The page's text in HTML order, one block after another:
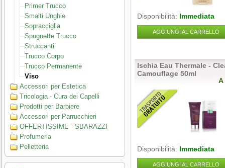
Primer Trucco
Smalti Unghie
Sopracciglia
Spugnette Trucco
Struccanti
Trucco Corpo
Trucco Permanente
Viso
Accessori per Estetica
Tricologia - Cura dei Capelli
Prodotti per Barbiere
Accessori per Parrucchieri
OFFERTISSIME - SBARAZZI
Profumeria
Pelletteria
Disponibilità: Immediata
AGGIUNGI AL CARRELLO
Ischia Eau Thermale -
Camouflage 50ml
A
Disponibilità: Immediata
AGGIUNGI AL CARRELLO